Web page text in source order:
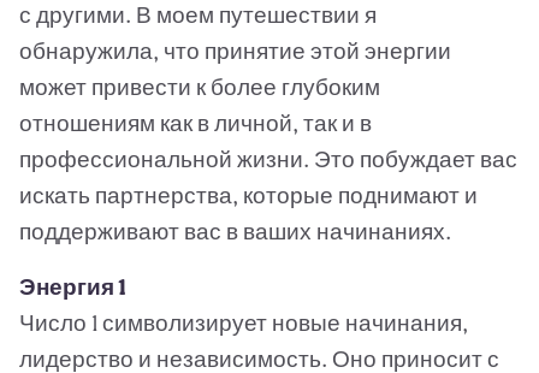
с другими. В моем путешествии я
обнаружила, что принятие этой энергии
может привести к более глубоким
отношениям как в личной, так и в
профессиональной жизни. Это побуждает вас
искать партнерства, которые поднимают и
поддерживают вас в ваших начинаниях.
Энергия 1
Число 1 символизирует новые начинания,
лидерство и независимость. Оно приносит с